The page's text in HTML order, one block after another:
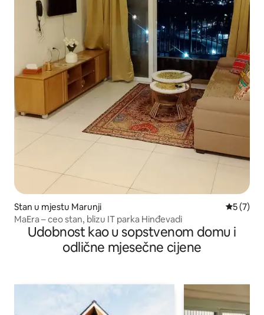
Stan u mjestu Marunji
5 (7)
MaEra – ceo stan, blizu IT parka Hinđevadi
Udobnost kao u sopstvenom domu i
odlične mjesečne cijene